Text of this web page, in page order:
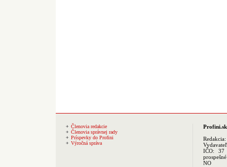
Členovia redakcie
Členovia správnej rady
Príspevky do Profini
Výročná správa
Profini.sk
Redakcia:
IČO: 37
NO